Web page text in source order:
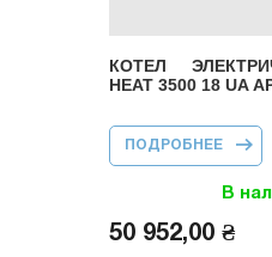
КОТЕЛ
HEAT 3500 18 UA
50 952,00 ₴
В
ПОДРОБНЕЕ О